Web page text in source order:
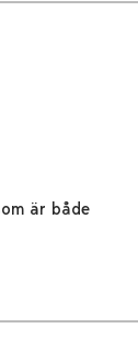
är både